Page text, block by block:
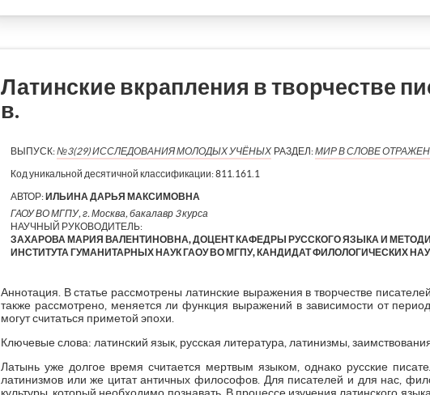
Латинские вкрапления в творчестве
в.
ВЫПУСК:№3(29) ИССЛЕДОВАНИЯ МОЛОДЫХ УЧЁНЫХ РАЗДЕЛ:МИР В СЛОВЕ
Код уникальной десятичной классификации:811.161.1
АВТОР: ИЛЬИНА ДАРЬЯ МАКСИМОВНА
ГАОУ ВО МГПУ, г. Москва, бакалавр 3 курса
НАУЧНЫЙ РУКОВОДИТЕЛЬ:
ЗАХАРОВА МАРИЯ ВАЛЕНТИНОВНА, ДОЦЕНТ КАФЕДРЫ РУССКОГО ЯЗЫКА И
ИНСТИТУТА ГУМАНИТАРНЫХ НАУК ГАОУ ВО МГПУ, КАНДИДАТ ФИЛОЛОГИЧЕСКИХ
Аннотация. В статье рассмотрены латинские выражения в творчестве
также рассмотрено, меняется ли функция выражений в зависимости от
могут считаться приметой эпохи.
Ключевые слова: латинский язык, русская литература, латинизмы,
Латынь уже долгое время считается мертвым языком, однако русские
латинизмов или же цитат античных философов. Для писателей и для нас,